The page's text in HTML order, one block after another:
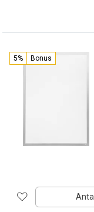
5% Bonus
Antal